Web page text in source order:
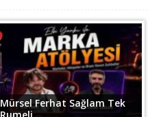
Mürsel Ferhat Sağlam Tek